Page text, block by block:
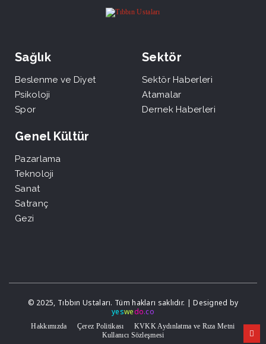
Sağlık
Beslenme ve Diyet
Psikoloji
Spor
Sektör
Sektör Haberleri
Atamalar
Dernek Haberleri
Genel Kültür
Pazarlama
Teknoloji
Sanat
Satranç
Gezi
© 2025, Tıbbın Ustaları. Tüm hakları saklıdır. | Designed by
yeswedo.co
Hakkımızda Çerez Politikası
KVKK Aydınlatma ve Rıza Metni
Kullanıcı Sözleşmesi